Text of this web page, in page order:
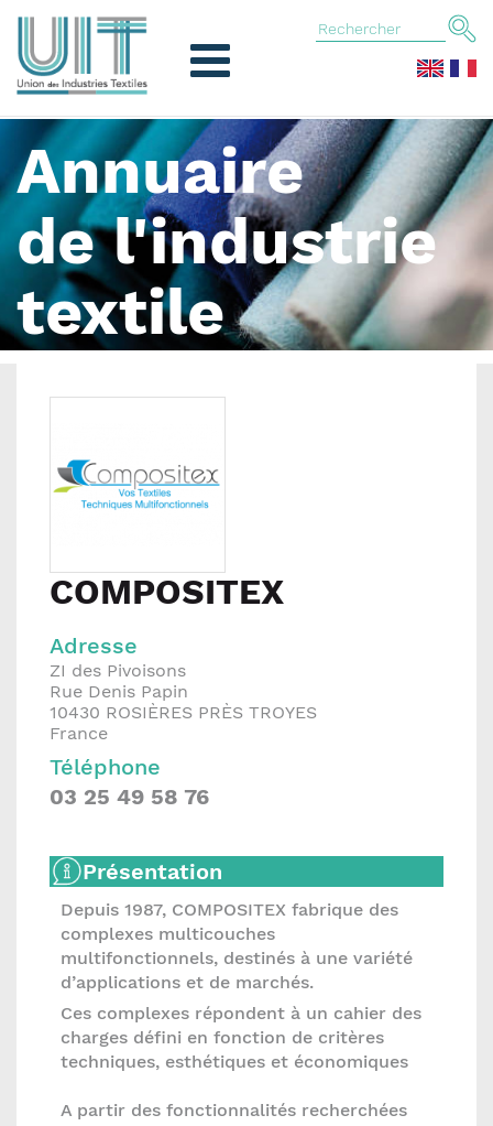
Annuaire
de l'industrie
textile
COMPOSITEX
Adresse
ZI des Pivoisons
Rue Denis Papin
10430 ROSIÈRES PRÈS TROYES
France
Téléphone
03 25 49 58 76
Présentation
Depuis 1987, COMPOSITEX fabrique des
complexes multicouches
multifonctionnels, destinés à une variété
d’applications et de marchés.
Ces complexes répondent à un cahier des
charges défini en fonction de critères
techniques, esthétiques et économiques
A partir des fonctionnalités recherchées